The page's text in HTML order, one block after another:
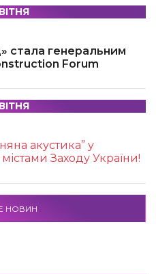
стала генеральним
Forum
акустика” у
Заходу України!
НОВИН